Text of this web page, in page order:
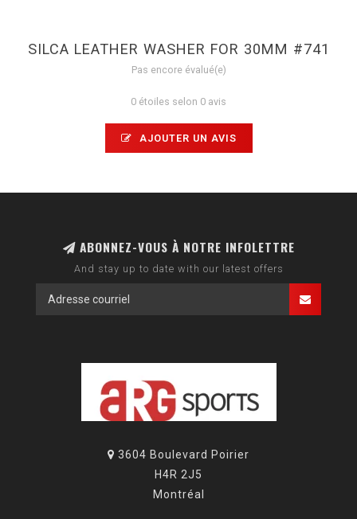
SILCA LEATHER WASHER FOR 30MM #741
Pas encore évalué(e)
0 étoiles selon 0 avis
AJOUTER UN AVIS
ABONNEZ-VOUS À NOTRE INFOLETTRE
And stay up to date with our latest offers
3604 Boulevard Poirier
H4R 2J5
Montréal